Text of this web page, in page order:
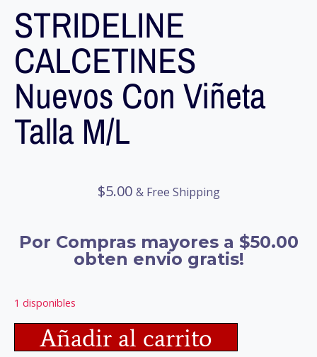
STRIDELINE
CALCETINES
Nuevos Con Viñeta
Talla M/L
$5.00 & Free Shipping
Por Compras mayores a $50.00
obten envio gratis!
1 disponibles
Añadir al carrito